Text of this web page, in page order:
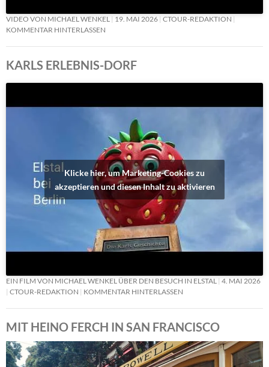
VIDEO VON MICHAEL WENKEL 19. MAI 2026 CTOUR-REDAKTION
KOMMENTAR HINTERLASSEN
KARLS ERLEBNIS-DORF
Klicke hier, um Marketing-Cookies zu
akzeptieren und diesen Inhalt zu aktivieren
EIN FILM VON MICHAEL WENKEL ÜBER DEN BESUCH IN ELSTAL 4. MAI 2026
CTOUR-REDAKTION
KOMMENTAR HINTERLASSEN
MIT HEINO FERCH IN SAN FRANCISCO